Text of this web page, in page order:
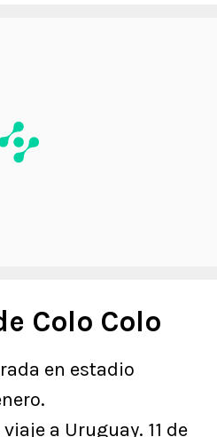
Colo Colo
en estadio
a Uruguay. 11 de